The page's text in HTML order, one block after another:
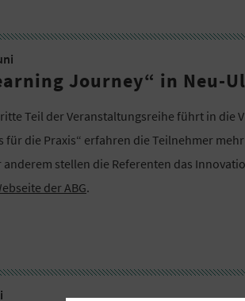
Journey“ in Neu-
Teil der Veranstaltungsreihe führt in die
für die Praxis“ erfahren die Teilnehmer
anderem stellen die Referenten das
der ABG.